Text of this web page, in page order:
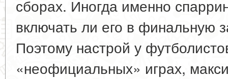
сборах. Иногда именно
включать ли его в финальную
Поэтому настрой у
«неофициальных» играх,